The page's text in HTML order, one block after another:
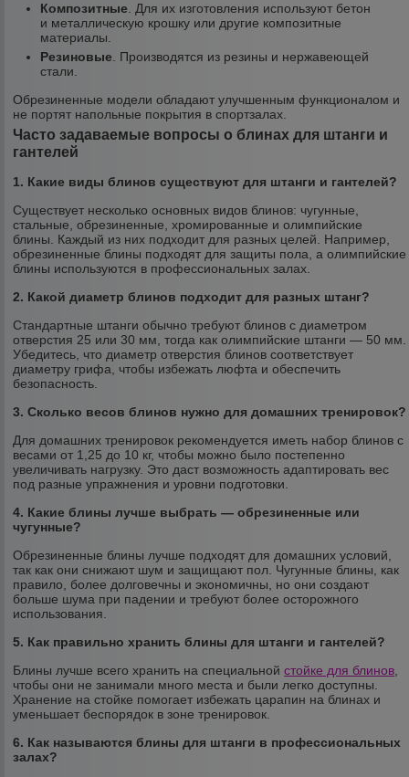
Композитные . Для их изготовления используют бетон
и металлическую крошку или другие композитные
материалы.
Резиновые . Производятся из резины и нержавеющей
стали.
Обрезиненные модели обладают улучшенным функционалом и
не портят напольные покрытия в спортзалах.
Часто задаваемые вопросы о блинах для штанги и
гантелей
1. Какие виды блинов существуют для штанги и гантелей?
Существует несколько основных видов блинов: чугунные,
стальные, обрезиненные, хромированные и олимпийские
блины. Каждый из них подходит для разных целей. Например,
обрезиненные блины подходят для защиты пола, а олимпийские
блины используются в профессиональных залах.
2. Какой диаметр блинов подходит для разных штанг?
Стандартные штанги обычно требуют блинов с диаметром
отверстия 25 или 30 мм, тогда как олимпийские штанги — 50 мм.
Убедитесь, что диаметр отверстия блинов соответствует
диаметру грифа, чтобы избежать люфта и обеспечить
безопасность.
3. Сколько весов блинов нужно для домашних тренировок?
Для домашних тренировок рекомендуется иметь набор блинов с
весами от 1,25 до 10 кг, чтобы можно было постепенно
увеличивать нагрузку. Это даст возможность адаптировать вес
под разные упражнения и уровни подготовки.
4. Какие блины лучше выбрать — обрезиненные или
чугунные?
Обрезиненные блины лучше подходят для домашних условий,
так как они снижают шум и защищают пол. Чугунные блины, как
правило, более долговечны и экономичны, но они создают
больше шума при падении и требуют более осторожного
использования.
5. Как правильно хранить блины для штанги и гантелей?
Блины лучше всего хранить на специальнойстойке для блинов
чтобы они не занимали много места и были легко доступны.
Хранение на стойке помогает избежать царапин на блинах и
уменьшает беспорядок в зоне тренировок.
6. Как называются блины для штанги в профессиональных
залах?